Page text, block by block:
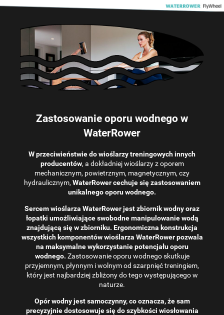
Zastosowanie oporu wodnego w
WaterRower
W przeciwieństwie do wioślarzy treningowych innych
producentów, a dokładniej wioślarzy z oporem
mechanicznym, powietrznym, magnetycznym, czy
hydraulicznym, WaterRower cechuje się zastosowaniem
unikalnego oporu wodnego.
Sercem wioślarza WaterRower jest zbiornik wodny oraz
łopatki umożliwiające swobodne manipulowanie wodą
znajdującą się w zbiorniku. Ergonomiczna konstrukcja
wszystkich komponentów wioślarza WaterRower pozwala
na maksymalne wykorzystanie potencjału oporu
wodnego. Zastosowanie oporu wodnego skutkuje
przyjemnym, płynnym i wolnym od szarpnięć treningiem,
który jest najbardziej zbliżony do tego występującego w
naturze.
Opór wodny jest samoczynny, co oznacza, że ​​sam
precyzyjnie dostosowuje się do szybkości wiosłowania